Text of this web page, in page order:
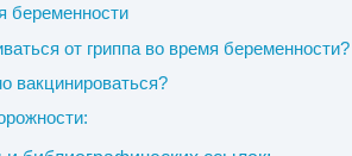
от гриппа во время беременности?
вакцинироваться?